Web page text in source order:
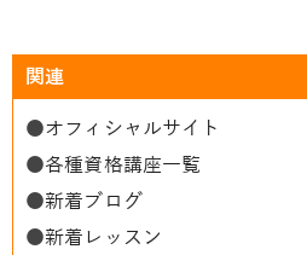
関連
●オフィシャルサイト
●各種資格講座一覧
●新着ブログ
●新着レッスン